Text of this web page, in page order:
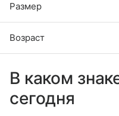
Размер
Возраст
В каком
сегодня